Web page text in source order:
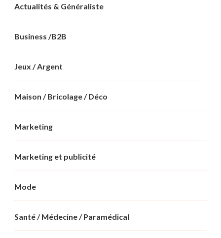
Actualités & Généraliste
Business /B2B
Jeux / Argent
Maison / Bricolage / Déco
Marketing
Marketing et publicité
Mode
Santé / Médecine / Paramédical